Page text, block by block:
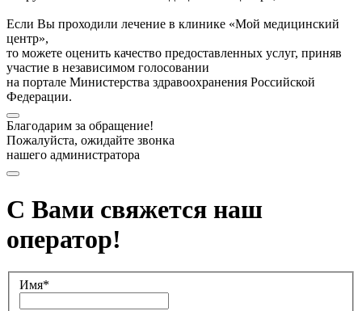
Если Вы проходили лечение в клинике «Мой медицинский
центр»,
то можете оценить качество предоставленных услуг, приняв
участие в независимом голосовании
на портале Министерства здравоохранения Российской
Федерации.
Благодарим за обращение!
Пожалуйста, ожидайте звонка
нашего администратора
С Вами свяжется наш
оператор!
Имя*